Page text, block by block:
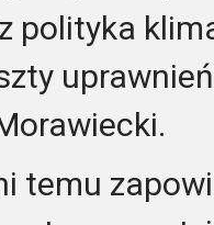
polityka
temu